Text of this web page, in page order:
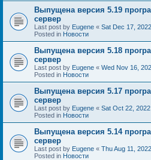
Выпущена версия 5.19
сервер
Last post by Eugene « Sat Dec 17,
Posted in Новости
Выпущена версия 5.18
сервер
Last post by Eugene « Wed Nov 16,
Posted in Новости
Выпущена версия 5.17
сервер
Last post by Eugene « Sat Oct 22,
Posted in Новости
Выпущена версия 5.14
сервер
Last post by Eugene « Thu Aug 11,
Posted in Новости